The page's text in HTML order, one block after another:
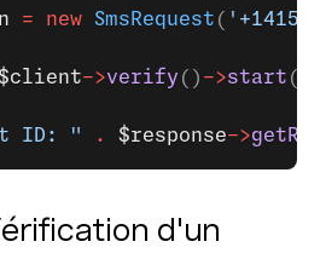
= new SmsRequest (
->verify () ->start (
ID: " . $response->
d'un